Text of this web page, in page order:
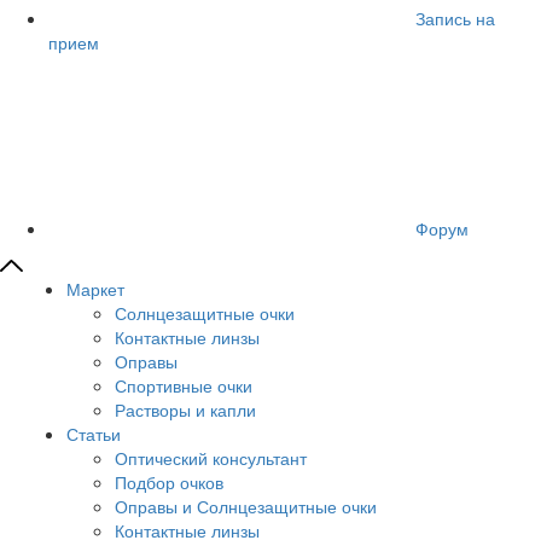
Запись на
прием
Форум
Маркет
Солнцезащитные очки
Контактные линзы
Оправы
Спортивные очки
Растворы и капли
Статьи
Оптический консультант
Подбор очков
Оправы и Солнцезащитные очки
Контактные линзы